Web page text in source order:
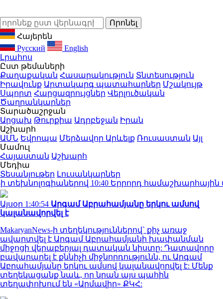
Հայերեն
Русский
English
Լրահոս
Ըստ թեմաների
Քաղաքական Հասարակություն Տնտեսություն
Իրավունք Արտակարգ պատահարներ Մշակույթ
Սպորտ Հարցազրույցներ Վերլուծական
Ծաղրանկարներ
Տարածաշրջան
Արցախ Թուրքիա Ադրբեջան Իրան
Աշխարհ
ԱՄՆ Եվրոպա Մերձավոր Արևելք Ռուսաստան Այլ
Մամուլ
Հայաստան Աշխարհ
Մեդիա
Տեսանյութեր Լուսանկարներ
10:40Երրորդ համաշխարհային
Այսօր 1:40:54 Արգամ Աբրահամյանը երկու ամսով
կալանավորվել է
MakaryanNews-ի տեղեկություններով` քիչ առաջ
ավարտվել է Արգամ Աբրահամյանի խափանման
միջոցի վերաբերյալ դատական նիստը: Դատավորը
բավարարել է քննիչի միջնորդությունն, ու Արգամ
Աբրահամյանը երկու ամսով կալանավորվել է: Մենք
տեղեկացանք նաև, որ նրան այս պահին
տեղափոխում են «Արմավիր» ՔԿՀ: